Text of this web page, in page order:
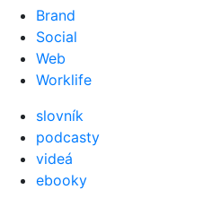
Brand
Social
Web
Worklife
slovník
podcasty
videá
ebooky